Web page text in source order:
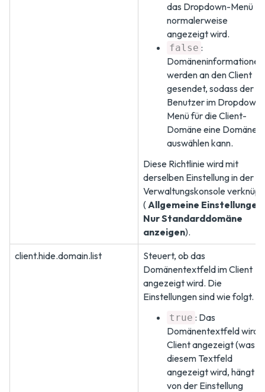
das Dropdown-Menü
normalerweise
angezeigt wird.
false :
Domäneninformationen
werden an den Client
gesendet, sodass der
Benutzer im Dropdown-
Menü für die Client-
Domäne eine Domäne
auswählen kann.
Diese Richtlinie wird mit
derselben Einstellung in der
Verwaltungskonsole
(Allgemeine Einstellungen
Nur Standarddomäne
anzeigen).
client.hide.domain.list
Steuert, ob das
Domänentextfeld im Client
angezeigt wird. Die
Einstellungen sind wie folgt.
true : Das
Domänentextfeld wird
Client angezeigt (was in
diesem Textfeld
angezeigt wird, hängt
von der Einstellung